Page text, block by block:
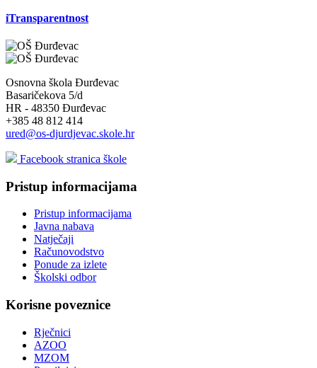
iTransparentnost
Osnovna škola Đurđevac
Basaričekova 5/d
HR - 48350 Đurđevac
+385 48 812 414
ured@os-djurdjevac.skole.hr
Facebook stranica škole
Pristup informacijama
Pristup informacijama
Javna nabava
Natječaji
Računovodstvo
Ponude za izlete
Školski odbor
Korisne poveznice
Rječnici
AZOO
MZOM